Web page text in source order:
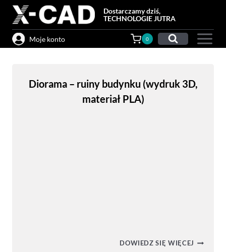
Przejdź
treści
Dostarczamy dziś,
TECHNOLOGIE JUTRA
Moje konto 0
Diorama – ruiny budynku (wydruk 3D,
materiał PLA)
DOWIEDZ SIĘ WIĘCEJ